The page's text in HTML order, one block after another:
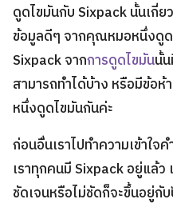
ดูดไขมันกับ Sixpack นั้นเกี่
ข้อมูลดีๆ จากคุณหมอหนึ่งดูด
Sixpack จากการดูดไขมันนั้
สามารถทำได้บ้าง หรือมีข้อ
หนึ่งดูดไขมันกันค่ะ
ก่อนอื่นเราไปทำความเข้าใ
เราทุกคนมี Sixpack อยู่แล้ว
ชัดเจนหรือไม่ชัดก็จะขึ้นอยู่กั